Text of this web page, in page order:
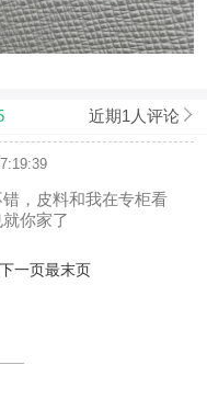
近期1人评论
，皮料和我在专柜看
你家了
下一页最末页